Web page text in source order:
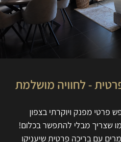
- לחוויה מושלמת
פרטי מפנק ויוקרתי בצפון
שצריך מבלי להתפשר בכלום!
עם בריכה פרטית שיעניקו